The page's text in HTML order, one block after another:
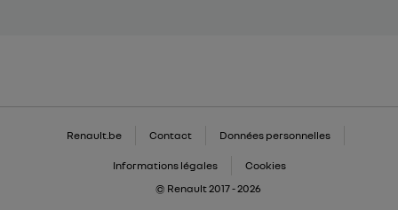
Renault.be Contact Données personnelles
Informations légales
Cookies
© Renault 2017 - 2026